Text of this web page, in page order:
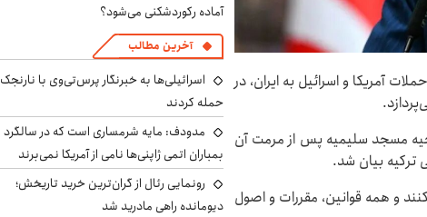
آمریکا و اسرائیل به ایران، در
مسجد سلیمیه پس از مرمت آن
ترکیه بیان شد.
و همه قوانین، مقررات و اصول
آماده رکوردشکنی می‌شود؟
آخرین مطالب
اسرائیلی‌ها به خبرنگار پرس‌تی‌وی با نارنجک
حمله کردند
مدودف: مایه شرمساری است که در سالگرد
بمباران اتمی ژاپنی‌ها نامی از آمریکا نمی‌برند
رونمایی رئال از گران‌ترین خرید تاریخش؛
دیومانده راهی مادرید شد